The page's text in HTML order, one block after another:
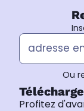
Ou
Profitez